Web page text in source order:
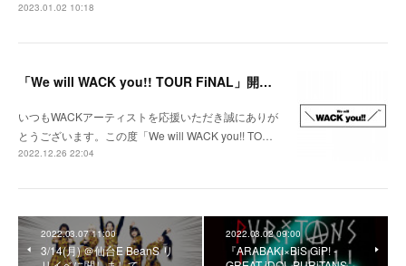
2023.01.02 10:18
「We will WACK you!! TOUR FiNAL」開催決定！
いつもWACKアーティストを応援いただき誠にありが
とうございます。この度「We will WACK you!! TO…
2022.12.26 22:04
2022.03.07 11:00
3/14(月) ＠仙台E BeanS リ
2022.03.02 09:00
『ARABAKI×BiS GiP! -